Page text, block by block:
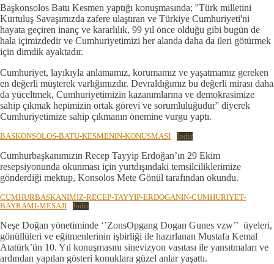
Başkonsolos Batu Kesmen yaptığı konuşmasında; ''Türk milletini
Kurtuluş Savaşımızda zafere ulaştıran ve Türkiye Cumhuriyeti'ni
hayata geçiren inanç ve kararlılık, 99 yıl önce olduğu gibi bugün de
hala içimizdedir ve Cumhuriyetimizi her alanda daha da ileri götürmek
için dimdik ayaktadır.
Cumhuriyet, layıkıyla anlamamız, korumamız ve yaşatmamız gereken
en değerli müşterek varlığımızdır. Devraldığımız bu değerli mirası daha
da yüceltmek, Cumhuriyetimizin kazanımlarına ve demokrasimize
sahip çıkmak hepimizin ortak görevi ve sorumluluğudur'' diyerek
Cumhuriyetimize sahip çıkmanın önemine vurgu yaptı.
BASKONSOLOS-BATU-KESMENIN-KONUSMASI İndir
Cumhurbaşkanımızın Recep Tayyip Erdoğan’ın 29 Ekim
resepsiyonunda okunması için yurtdışındaki temsilciliklerimize
gönderdiği mektup, Konsolos Mete Gönül tarafından okundu.
CUMHURBASKANIMIZ-RECEP-TAYYIP-ERDOGANIN-CUMHURIYET-
BAYRAMI-MESAJI
İndir
Neşe Doğan yönetiminde ‘’ZonsOpgang Dogan Gunes vzw’’ üyeleri,
gönüllüleri ve eğitmenlerinin işbirliği ile hazırlanan Mustafa Kemal
Atatürk’ün 10. Yıl konuşmasını sinevizyon vasıtası ile yansıtmaları ve
ardından yapılan gösteri konuklara güzel anlar yaşattı.